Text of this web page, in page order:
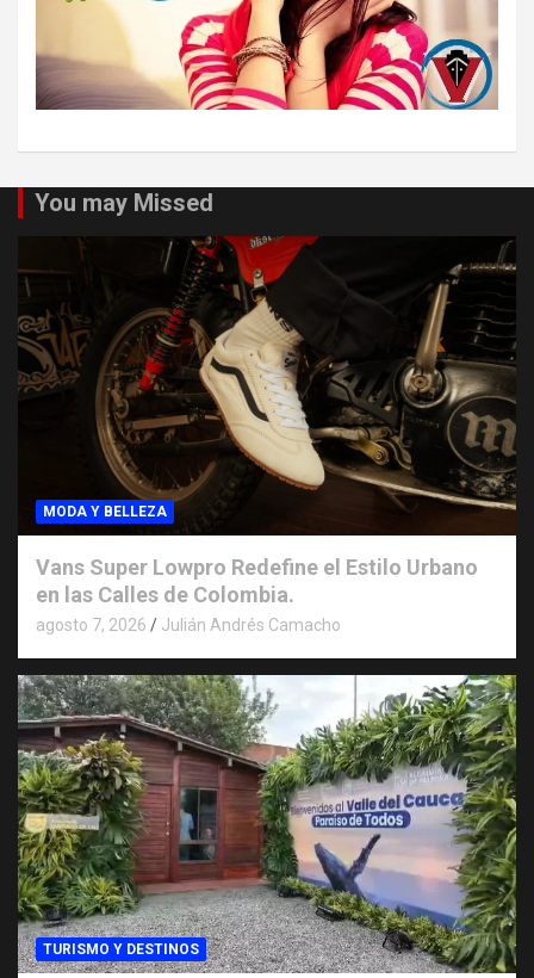
You may Missed
MODA Y BELLEZA
Vans Super Lowpro Redefine el Estilo Urbano
en las Calles de Colombia.
agosto 7, 2026 Julián Andrés Camacho
TURISMO Y DESTINOS